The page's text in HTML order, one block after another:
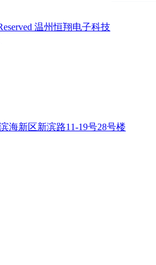
温州恒翔电子科技
海新区新滨路11-19号28号楼